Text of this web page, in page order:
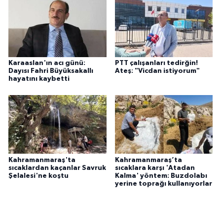
Karaaslan'ın acı günü:
Dayısı Fahri Büyüksakallı
hayatını kaybetti
PTT çalışanları tedirğin!
Ateş: "Vicdan istiyorum"
Kahramanmaraş'ta
sıcaklardan kaçanlar Savruk
Şelalesi'ne koştu
Kahramanmaraş’ta
sıcaklara karşı 'Atadan
Kalma' yöntem: Buzdolabı
yerine toprağı kullanıyorlar